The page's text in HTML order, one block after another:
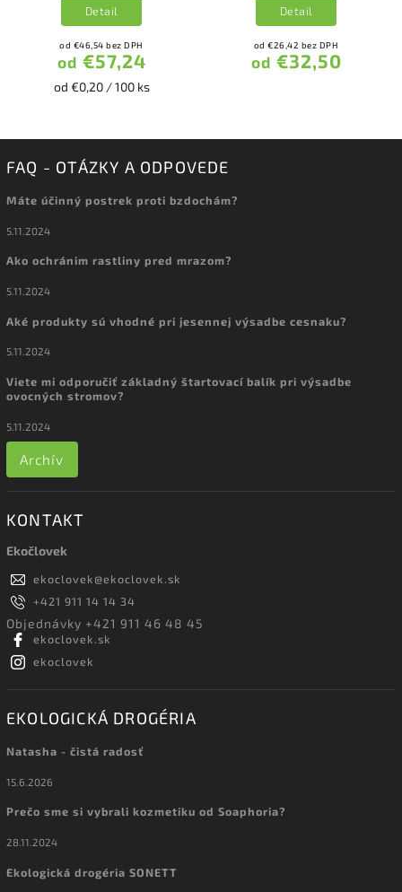
od €46,54 bez DPH
od €57,24
od €0,20 / 100 ks
Detail
od €26,42 bez DPH
od €32,50
Detail
FAQ - OTÁZKY A ODPOVEDE
Máte účinný postrek proti bzdochám?
5.11.2024
Ako ochránim rastliny pred mrazom?
5.11.2024
Aké produkty sú vhodné pri jesennej výsadbe cesnaku?
5.11.2024
Viete mi odporučiť základný štartovací balík pri výsadbe
ovocných stromov?
5.11.2024
Archív
KONTAKT
Ekočlovek
ekoclovek@ekoclovek.sk
+421 911 14 14 34
Objednávky +421 911 46 48 45
ekoclovek.sk
ekoclovek
EKOLOGICKÁ DROGÉRIA
Natasha - čistá radosť
15.6.2026
Prečo sme si vybrali kozmetiku od Soaphoria?
28.11.2024
Ekologická drogéria SONETT